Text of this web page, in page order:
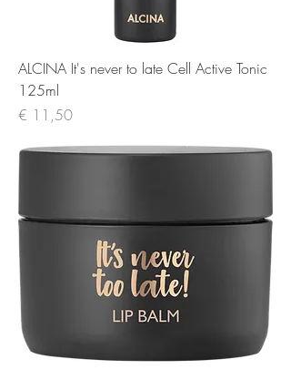
ALCINA It's never to late Cell Active Tonic
125ml
Prijs
€ 11,50